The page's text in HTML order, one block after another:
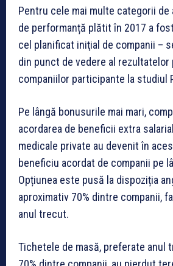
Pentru cele mai multe categorii de
de performanță plătit în 2017 a
cel planificat iniţial de companii –
din punct de vedere al
companiilor participante la studiul
Pe lângă bonusurile mai mari,
acordarea de beneficii extra
medicale private au devenit în
beneficiu acordat de companii pe
Opțiunea este pusă la dispoziția
aproximativ 70% dintre companii,
anul trecut.
Tichetele de masă, preferate anul